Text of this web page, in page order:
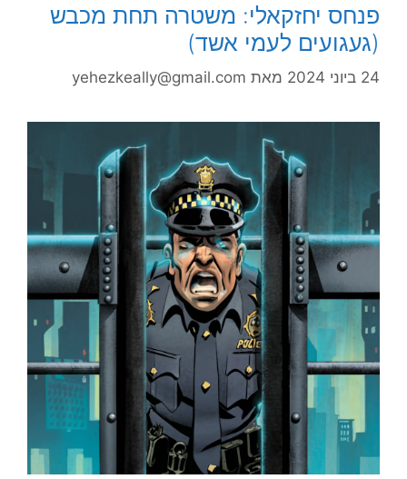
פנחס יחזקאלי: משטרה תחת מכבש
(געגועים לעמי אשד)
24 ביוני 2024 מאת yehezkeally@gmail.com